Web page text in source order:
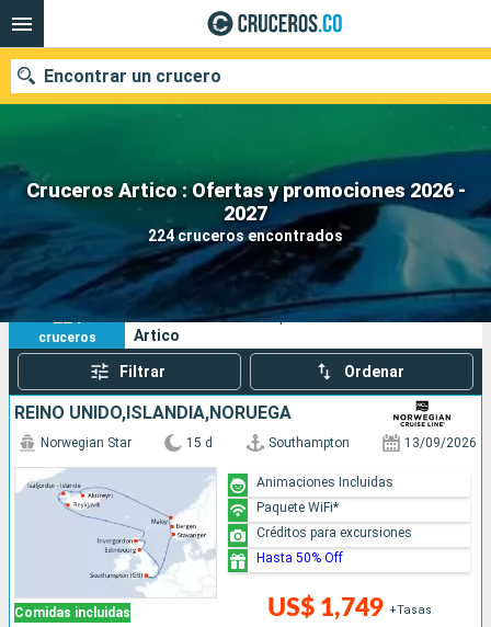
Cruceros Artico : Ofertas y promociones 2026 -
2027
224 cruceros encontrados
Encontrar un crucero
Fecha de salida
Buscar
224
cruceros
Sus criterios de búsqueda:
Artico
Filtrar Ordenar
REINO UNIDO,ISLANDIA,NORUEGA
Comidas incluidas
Norwegian Star 15 d Southampton 13/09/2026
US$ 1,749 +Tasas
Animaciones Incluidas
Paquete WiFi*
Créditos para excursiones
Hasta 50% Off